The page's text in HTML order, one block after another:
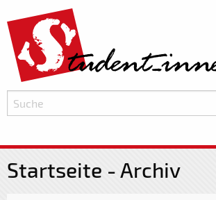
Startseite - Archiv